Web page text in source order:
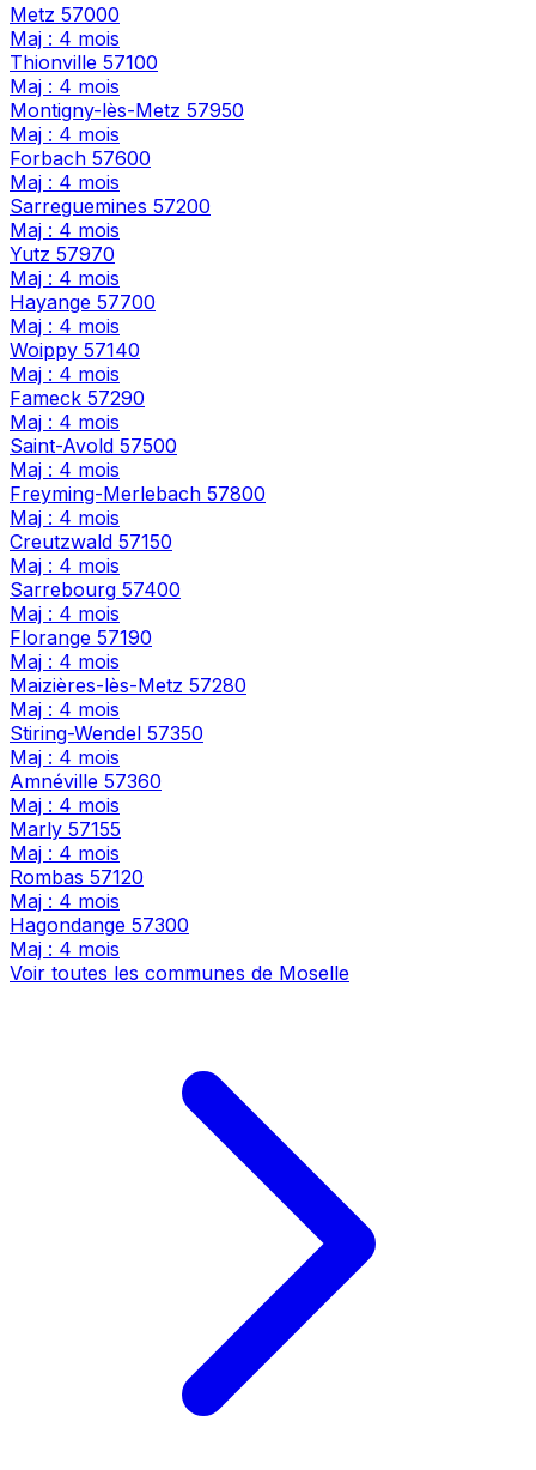
Metz 57000
Maj : 4 mois
Thionville 57100
Maj : 4 mois
Montigny-lès-Metz 57950
Maj : 4 mois
Forbach 57600
Maj : 4 mois
Sarreguemines 57200
Maj : 4 mois
Yutz 57970
Maj : 4 mois
Hayange 57700
Maj : 4 mois
Woippy 57140
Maj : 4 mois
Fameck 57290
Maj : 4 mois
Saint-Avold 57500
Maj : 4 mois
Freyming-Merlebach 57800
Maj : 4 mois
Creutzwald 57150
Maj : 4 mois
Sarrebourg 57400
Maj : 4 mois
Florange 57190
Maj : 4 mois
Maizières-lès-Metz 57280
Maj : 4 mois
Stiring-Wendel 57350
Maj : 4 mois
Amnéville 57360
Maj : 4 mois
Marly 57155
Maj : 4 mois
Rombas 57120
Maj : 4 mois
Hagondange 57300
Maj : 4 mois
Voir toutes les communes de Moselle